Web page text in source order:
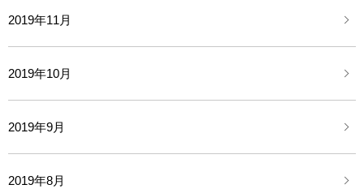
2019年11月
2019年10月
2019年9月
2019年8月